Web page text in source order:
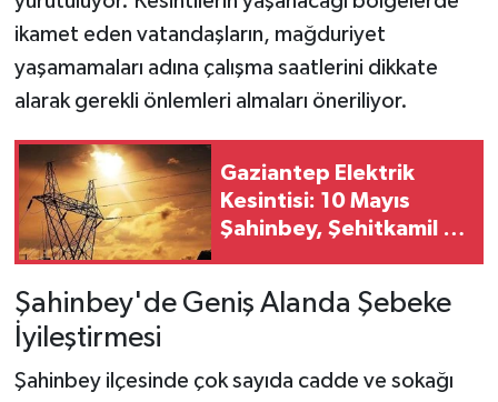
ikamet eden vatandaşların, mağduriyet
yaşamamaları adına çalışma saatlerini dikkate
alarak gerekli önlemleri almaları öneriliyor.
Gaziantep Elektrik
Kesintisi: 10 Mayıs
Şahinbey, Şehitkamil ve
Şahinbey'de Geniş Alanda Şebeke
İyileştirmesi
Şahinbey ilçesinde çok sayıda cadde ve sokağı